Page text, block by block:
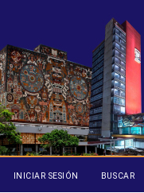
INICIAR SESIÓN BUSCAR